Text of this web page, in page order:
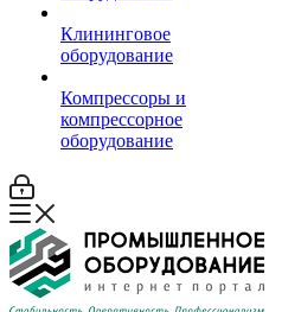
Клининговое
оборудование
Компрессоры и
компрессорное
оборудование